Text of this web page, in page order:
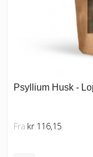
Psyllium Husk -
Fra kr 116,15